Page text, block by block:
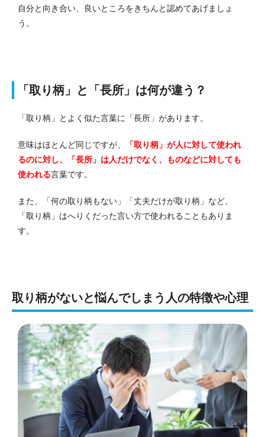
自分と向き合い、良いところをきちんと認めてあげましょ
う。
「取り柄」と「長所」は何が違う？
「取り柄」とよく似た言葉に「長所」があります。
意味はほとんど同じですが、
「取り柄」が人に対して使われ
るのに対し、「長所」は人だけでなく、ものなどに対しても
使われる言葉です。
また、「何の取り柄もない」「丈夫だけが取り柄」など、
「取り柄」はへりくだった言い方で使われることもありま
す。
取り柄がないと悩んでしまう人の特徴や心理